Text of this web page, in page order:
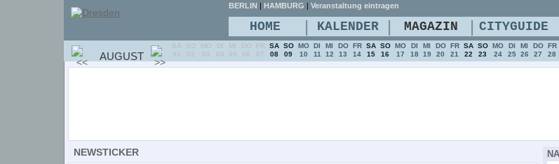
NEWSTICKER
BERLIN | HAMBURG | Veranstaltung eintragen
HOME | KALENDER | MAGAZIN | CITYGUIDE
AUGUST
SA
01
SO
02
MO
03
DI
04
MI
05
DO
06
FR
07
SA
08
SO
09
MO
10
DI
11
MI
12
DO
13
FR
14
SA
15
SO
16
MO
17
DI
18
MI
19
DO
20
FR
21
SA
22
SO
23
MO
24
DI
25
MI
26
DO
27
FR
28